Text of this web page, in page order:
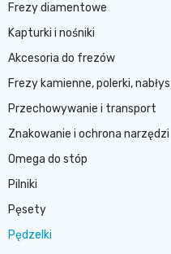
Frezy diamentowe
Kapturki i nośniki
Akcesoria do frezów
Frezy kamienne, polerki,
Przechowywanie i transport
Znakowanie i ochrona narzędzi
Omega do stóp
Pilniki
Pęsety
Pędzelki